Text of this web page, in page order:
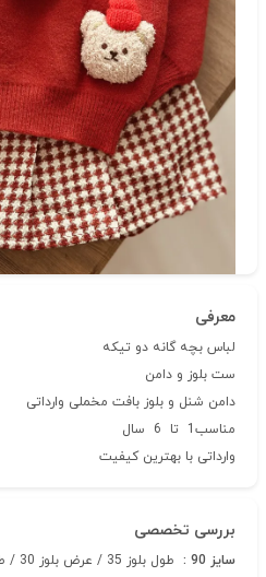
دسته‌بندی لباس دخترانه
معرفی
لباس بچه گانه دو تیکه
ست بلوز و دامن
دامن شنل و بلوز بافت مخملی وارداتی
مناسب1 تا 6 سال
وارداتی با بهترین کیفیت
بررسی تخصصی
سایز 90
: طول بلوز 35 / عرض بلوز 30 / طول دامن 29